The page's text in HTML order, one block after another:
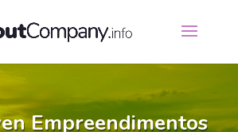
Empreendimentos